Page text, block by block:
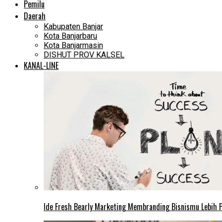
Pemilu
Daerah
Kabupaten Banjar
Kota Banjarbaru
Kota Banjarmasin
DISHUT PROV KALSEL
KANAL-LINE
Ide Fresh Bearly Marketing Membranding Bisnismu Lebih